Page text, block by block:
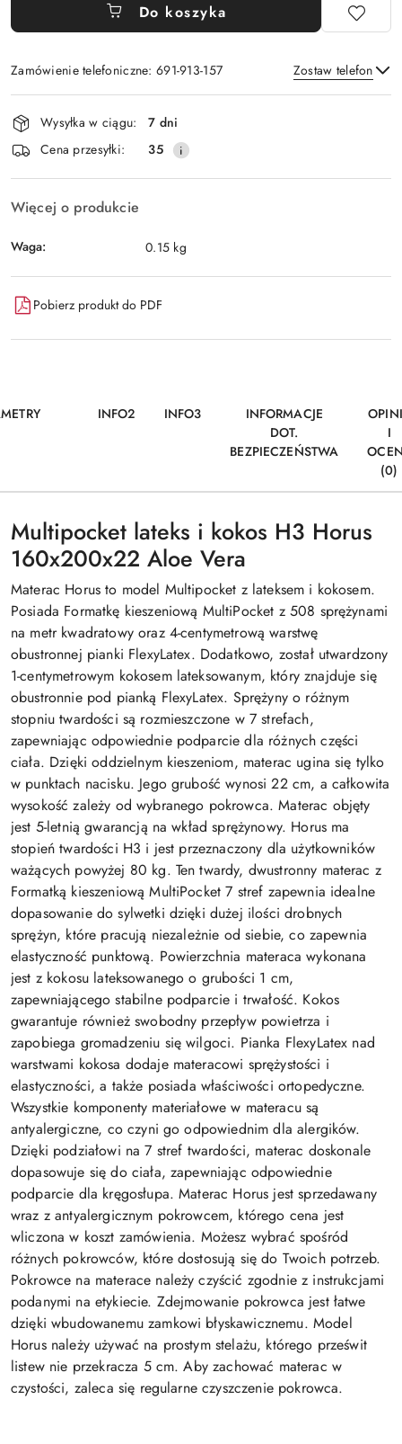
Do koszyka
Zamówienie telefoniczne: 691-913-157 Zostaw telefon
Wyślij
Dostępność
i
dostawa
Wysyłka w ciągu:
7 dni
Cena przesyłki:
35
Więcej o produkcie
Waga: 0.15 kg
Pobierz produkt do PDF
INFO2 INFO3
INFORMACJE
DOT.
BEZPIECZEŃSTWA
I
(0)
Multipocket lateks i kokos H3 Horus
160x200x22 Aloe Vera
Materac Horus to model Multipocket z lateksem i kokosem.
Posiada Formatkę kieszeniową MultiPocket z 508 sprężynami
na metr kwadratowy oraz 4-centymetrową warstwę
obustronnej pianki FlexyLatex. Dodatkowo, został utwardzony
1-centymetrowym kokosem lateksowanym, który znajduje się
obustronnie pod pianką FlexyLatex. Sprężyny o różnym
stopniu twardości są rozmieszczone w 7 strefach,
zapewniając odpowiednie podparcie dla różnych części
ciała. Dzięki oddzielnym kieszeniom, materac ugina się tylko
w punktach nacisku. Jego grubość wynosi 22 cm, a całkowita
wysokość zależy od wybranego pokrowca. Materac objęty
jest 5-letnią gwarancją na wkład sprężynowy. Horus ma
stopień twardości H3 i jest przeznaczony dla użytkowników
ważących powyżej 80 kg. Ten twardy, dwustronny materac z
Formatką kieszeniową MultiPocket 7 stref zapewnia idealne
dopasowanie do sylwetki dzięki dużej ilości drobnych
sprężyn, które pracują niezależnie od siebie, co zapewnia
elastyczność punktową. Powierzchnia materaca wykonana
jest z kokosu lateksowanego o grubości 1 cm,
zapewniającego stabilne podparcie i trwałość. Kokos
gwarantuje również swobodny przepływ powietrza i
zapobiega gromadzeniu się wilgoci. Pianka FlexyLatex nad
warstwami kokosa dodaje materacowi sprężystości i
elastyczności, a także posiada właściwości ortopedyczne.
Wszystkie komponenty materiałowe w materacu są
antyalergiczne, co czyni go odpowiednim dla alergików.
Dzięki podziałowi na 7 stref twardości, materac doskonale
dopasowuje się do ciała, zapewniając odpowiednie
podparcie dla kręgosłupa. Materac Horus jest sprzedawany
wraz z antyalergicznym pokrowcem, którego cena jest
wliczona w koszt zamówienia. Możesz wybrać spośród
różnych pokrowców, które dostosują się do Twoich potrzeb.
Pokrowce na materace należy czyścić zgodnie z instrukcjami
podanymi na etykiecie. Zdejmowanie pokrowca jest łatwe
dzięki wbudowanemu zamkowi błyskawicznemu. Model
Horus należy używać na prostym stelażu, którego prześwit
listew nie przekracza 5 cm. Aby zachować materac w
czystości, zaleca się regularne czyszczenie pokrowca.